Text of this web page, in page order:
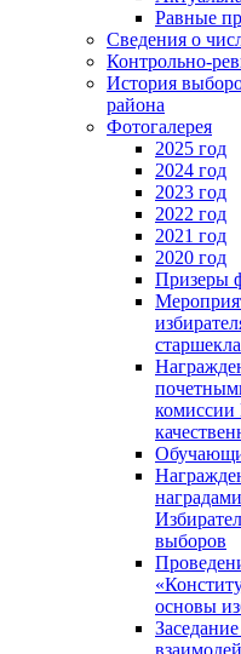
Равные
Сведения о
Контрольно-
История
района
Фотогалерея
2025 год
2024 год
2023 год
2022 год
2021 год
2020 год
Призеры
комиссии
выборов
основы